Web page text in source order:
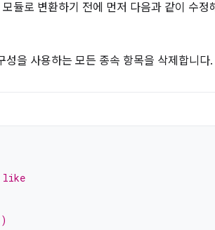
듈로 변환하기 전에 먼저 다음과 같이 수정
성을 사용하는 모든 종속 항목을 삭제합니다.
like